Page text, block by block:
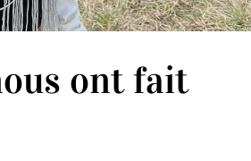
ont fait